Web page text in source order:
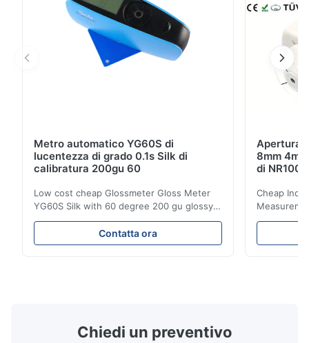
Metro automatico YG60S di
lucentezza di grado 0.1s Silk di
calibratura 200gu 60
Low cost cheap Glossmeter Gloss Meter
YG60S Silk with 60 degree 200 gu glossy
measurement YG60S 60° Economic Gloss
Meter can test material with gloss (0-
200Gu), and universally apply to paint, ink,
Contatta ora
Apertura
8mm
di NR100
Cheap
meter Silk
Precision
Chiedi un preventivo